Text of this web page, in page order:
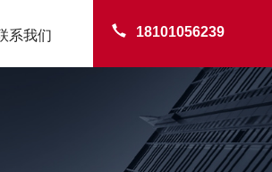
18101056239
系我们